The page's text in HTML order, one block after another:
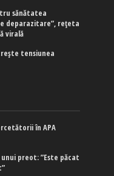
sănătatea
deparazitare”, rețeta
virală
tensiunea
în APA
a unui preot: ”Este păcat